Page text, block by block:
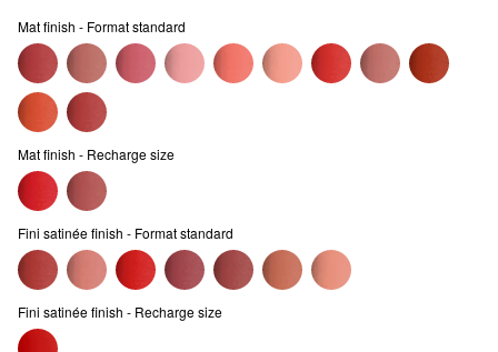
Mat finish - Format standard
Mat finish - Recharge size
Fini satinée finish - Format standard
Fini satinée finish - Recharge size